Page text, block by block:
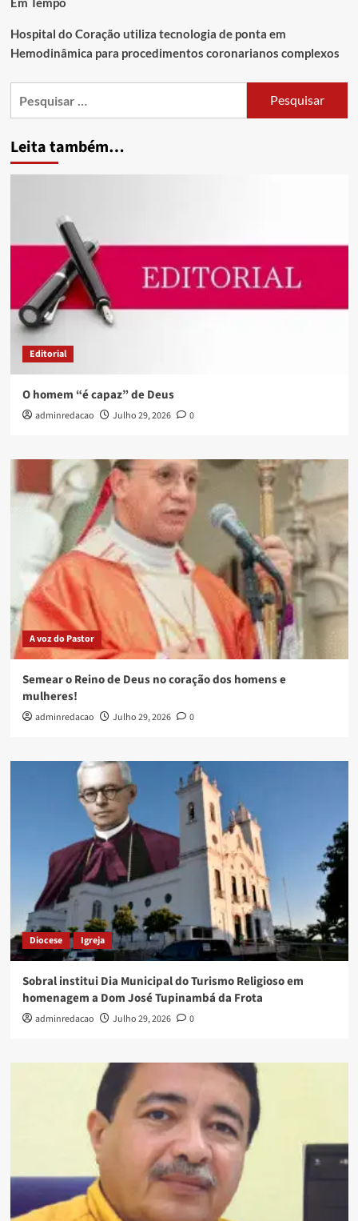
Hospital do Coração utiliza tecnologia de ponta em
Hemodinâmica para procedimentos coronarianos complexos
Leita também…
Editorial
O homem “é capaz” de Deus
adminredacao Julho 29, 2026 0
A voz do Pastor
Semear o Reino de Deus no coração dos homens e
mulheres!
adminredacao Julho 29, 2026 0
Diocese Igreja
Sobral institui Dia Municipal do Turismo Religioso em
homenagem a Dom José Tupinambá da Frota
adminredacao Julho 29, 2026 0